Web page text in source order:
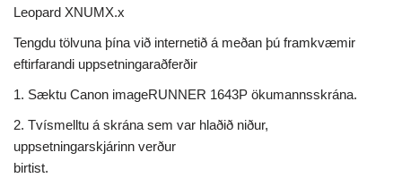
Leopard XNUMX.x
Tengdu tölvuna þína við internetið á meðan þú framkvæmir
eftirfarandi uppsetningaraðferðir
1. Sæktu Canon imageRUNNER 1643P ökumannsskrána.
2. Tvísmelltu á skrána sem var hlaðið niður,
uppsetningarskjárinn verður
birtist.